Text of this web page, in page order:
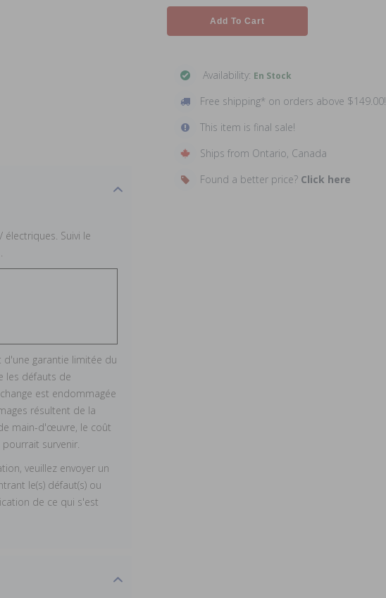
Add To Cart
Availability: En Stock
Free shipping* on orders above $149.00!
This item is final sale!
Ships from Ontario, Canada
Found a better price? Click here
Suivi le
d'une garantie limitée du
les défauts de
est endommagée
résultent de la
main-d'œuvre, le coût
survenir.
veuillez envoyer un
le(s) défaut(s) ou
de ce qui s'est